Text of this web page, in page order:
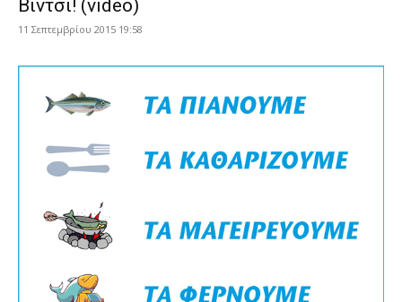
Βίντσι! (video)
11 Σεπτεμβρίου 2015 19:58